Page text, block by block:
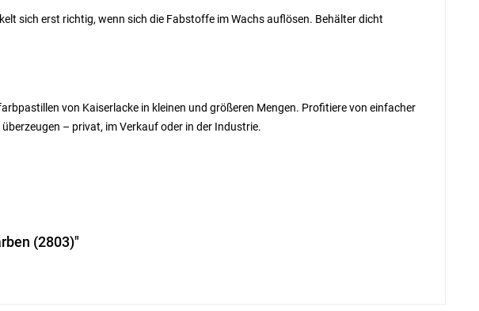
sich erst richtig, wenn sich die Fabstoffe im Wachs auflösen. Behälter dicht
von Kaiserlacke in kleinen und größeren Mengen. Profitiere von einfacher
– privat, im Verkauf oder in der Industrie.
(2803)"